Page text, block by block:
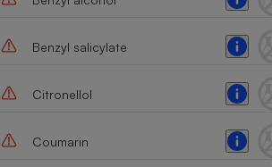
Benzyl salicylate
Citronellol
Coumarin